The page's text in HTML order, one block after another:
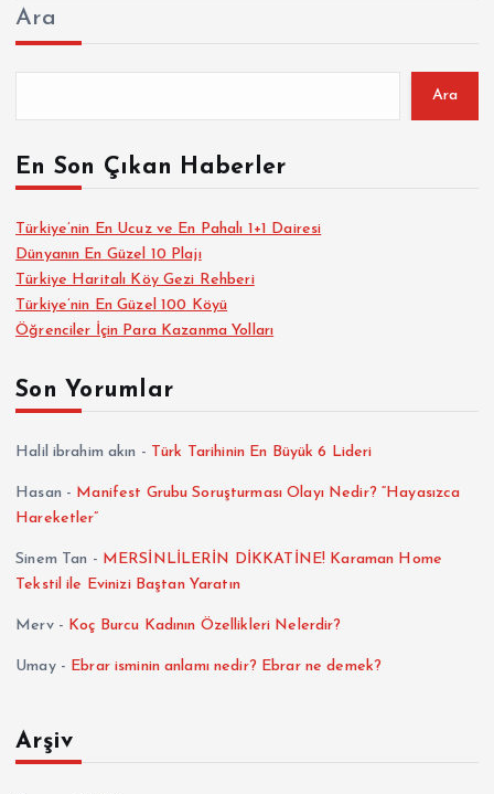
Ara
Ara
En Son Çıkan Haberler
Türkiye’nin En Ucuz ve En Pahalı 1+1 Dairesi
Dünyanın En Güzel 10 Plajı
Türkiye Haritalı Köy Gezi Rehberi
Türkiye’nin En Güzel 100 Köyü
Öğrenciler İçin Para Kazanma Yolları
Son Yorumlar
Halil ibrahim akın - Türk Tarihinin En Büyük 6 Lideri
Hasan - Manifest Grubu Soruşturması Olayı Nedir? “Hayasızca
Hareketler”
Sinem Tan - MERSİNLİLERİN DİKKATİNE! Karaman Home
Tekstil ile Evinizi Baştan Yaratın
Merv- Koç Burcu Kadının Özellikleri Nelerdir?
Umay- Ebrar isminin anlamı nedir? Ebrar ne demek?
Arşiv